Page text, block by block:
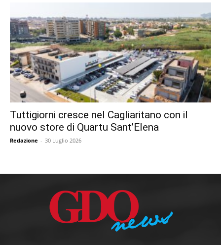
Tuttigiorni cresce nel Cagliaritano con il
nuovo store di Quartu Sant’Elena
Redazione - 30 Luglio 2026